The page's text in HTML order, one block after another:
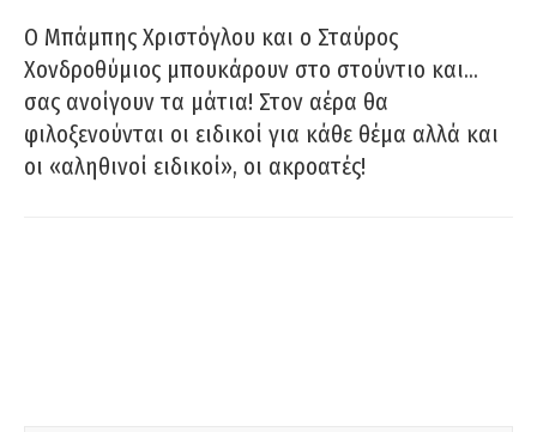
O Μπάμπης Χριστόγλου και ο Σταύρος
Χονδροθύμιος μπουκάρουν στο στούντιο και…
σας ανοίγουν τα μάτια! Στον αέρα θα
φιλοξενούνται οι ειδικοί για κάθε θέμα αλλά και
οι «αληθινοί ειδικοί», οι ακροατές!